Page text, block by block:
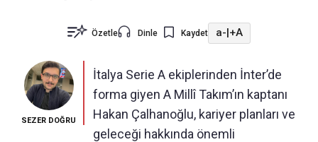
Özetle Dinle Kaydet a- +A
SEZER DOĞRU
İtalya Serie A ekiplerinden İnter’de
forma giyen A Millî Takım’ın kaptanı
Hakan Çalhanoğlu, kariyer planları ve
geleceği hakkında önemli